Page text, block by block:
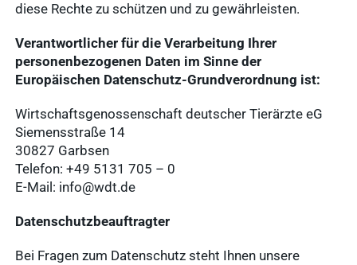
diese Rechte zu schützen und zu gewährleisten.
Verantwortlicher für die Verarbeitung Ihrer
personenbezogenen Daten im Sinne der
Europäischen Datenschutz-Grundverordnung ist:
Wirtschaftsgenossenschaft deutscher Tierärzte eG
Siemensstraße 14
30827 Garbsen
Telefon: +49 5131 705 – 0
E-Mail: info@wdt.de
Datenschutzbeauftragter
Bei Fragen zum Datenschutz steht Ihnen unsere